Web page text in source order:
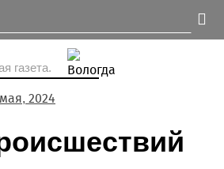
газета.
2024